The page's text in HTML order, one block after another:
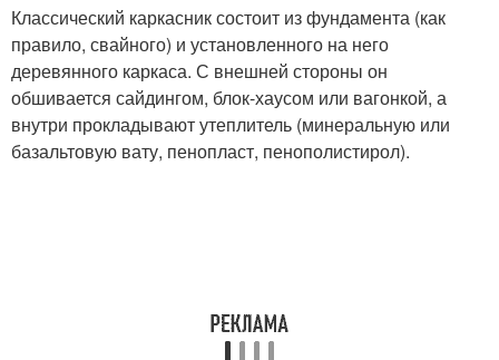
Классический каркасник состоит из фундамента (как
правило, свайного) и установленного на него
деревянного каркаса. С внешней стороны он
обшивается сайдингом, блок-хаусом или вагонкой, а
внутри прокладывают утеплитель (минеральную или
базальтовую вату, пенопласт, пенополистирол).